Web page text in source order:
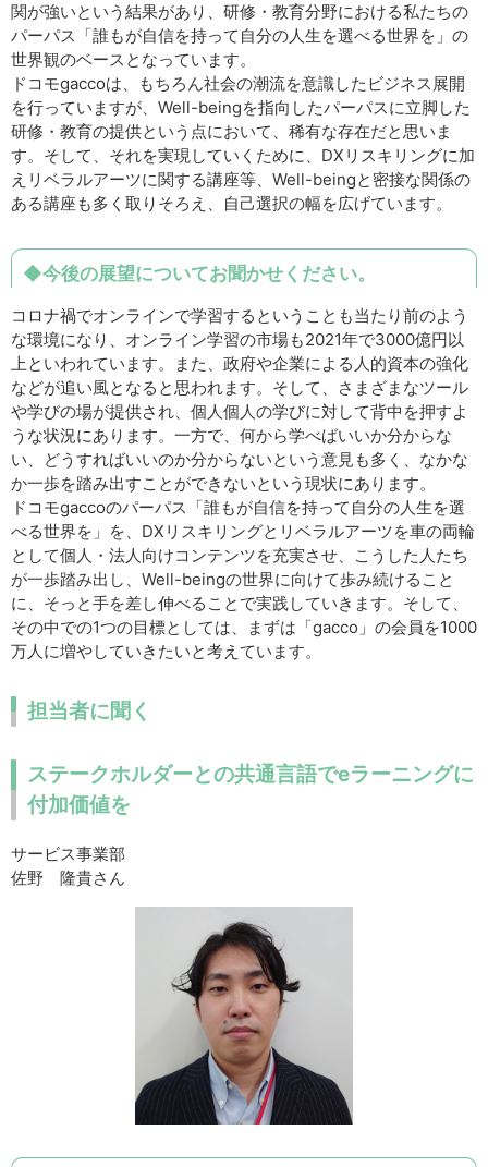
関が強いという結果があり、研修・教育分野における私たちの
パーパス「誰もが自信を持って自分の人生を選べる世界を」の
世界観のベースとなっています。
ドコモgaccoは、もちろん社会の潮流を意識したビジネス展開
を行っていますが、Well-beingを指向したパーパスに立脚した
研修・教育の提供という点において、稀有な存在だと思いま
す。そして、それを実現していくために、DXリスキリングに加
えリベラルアーツに関する講座等、Well-beingと密接な関係の
ある講座も多く取りそろえ、自己選択の幅を広げています。
◆今後の展望についてお聞かせください。
コロナ禍でオンラインで学習するということも当たり前のよう
な環境になり、オンライン学習の市場も2021年で3000億円以
上といわれています。また、政府や企業による人的資本の強化
などが追い風となると思われます。そして、さまざまなツール
や学びの場が提供され、個人個人の学びに対して背中を押すよ
うな状況にあります。一方で、何から学べばいいか分からな
い、どうすればいいのか分からないという意見も多く、なかな
か一歩を踏み出すことができないという現状にあります。
ドコモgaccoのパーパス「誰もが自信を持って自分の人生を選
べる世界を」を、DXリスキリングとリベラルアーツを車の両輪
として個人・法人向けコンテンツを充実させ、こうした人たち
が一歩踏み出し、Well-beingの世界に向けて歩み続けること
に、そっと手を差し伸べることで実践していきます。そして、
その中での1つの目標としては、まずは「gacco」の会員を1000
万人に増やしていきたいと考えています。
担当者に聞く
ステークホルダーとの共通言語でeラーニングに
付加価値を
サービス事業部
佐野 隆貴さん